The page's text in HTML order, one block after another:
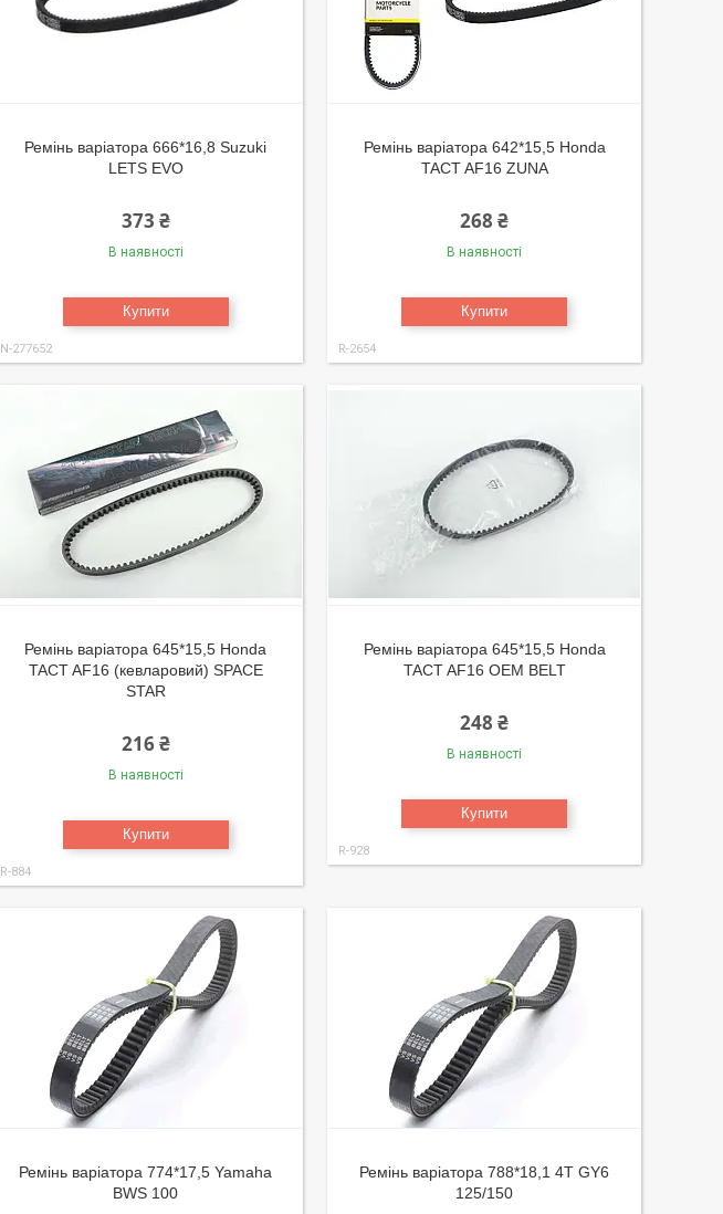
Ремінь варіатора 666*16,8 Suzuki
LETS EVO
373 ₴
В наявності
Купити
N-277652
Ремінь варіатора 642*15,5 Honda
TACT AF16 ZUNA
268 ₴
В наявності
Купити
R-2654
Ремінь варіатора 645*15,5 Honda
TACT AF16 (кевларовий) SPACE
STAR
216 ₴
В наявності
Купити
R-884
Ремінь варіатора 645*15,5 Honda
TACT AF16 OEM BELT
248 ₴
В наявності
Купити
R-928
Ремінь варіатора 774*17,5 Yamaha
BWS 100
Ремінь варіатора 788*18,1 4T GY6
125/150